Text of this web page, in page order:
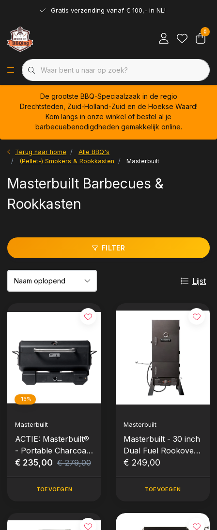
Gratis verzending vanaf € 100,- in NL!
0
De grootste BBQ-Speciaalzaak in de regio
Drechtsteden, Zuid-Holland-Zuid en de Hoekse Waard!
Kom langs in onze winkel of bestel al je
barbecuebenodigdheden gemakkelijk online.
Terug naar home
Alle BBQ's
(Pellet-) Smokers & Rookkasten
Masterbuilt
Masterbuilt Barbecues &
Rookkasten
FILTER
Lijst
-16%
Masterbuilt
ACTIE: Masterbuilt®
- Portable Charcoal
Grill
€ 235,00 € 279,00
TOEVOEGEN
Masterbuilt
Masterbuilt - 30 inch
Dual Fuel Rookoven
(Gas & Charcoal)
€ 249,00
TOEVOEGEN